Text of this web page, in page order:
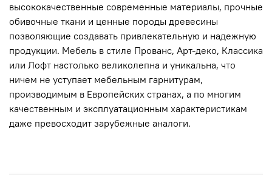
высококачественные современные материалы, прочные
обивочные ткани и ценные породы древесины
позволяющие создавать привлекательную и надежную
продукции. Мебель в стиле Прованс, Арт-деко, Классика
или Лофт настолько великолепна и уникальна, что
ничем не уступает мебельным гарнитурам,
производимым в Европейских странах, а по многим
качественным и эксплуатационным характеристикам
даже превосходит зарубежные аналоги.